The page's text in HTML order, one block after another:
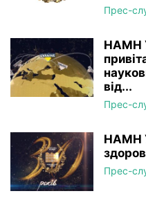
Прес-
НАМН
від...
Прес-
НАМН
Прес-